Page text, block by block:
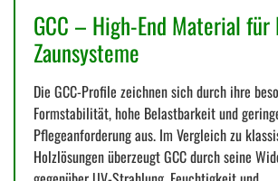
GCC – High-End Material
Zaunsysteme
Die GCC-Profile zeichnen sich durch ihre
Formstabilität, hohe Belastbarkeit und
Pflegeanforderung aus. Im Vergleich zu
Holzlösungen überzeugt GCC durch seine